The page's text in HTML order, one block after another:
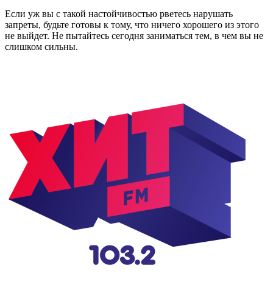
Если уж вы с такой настойчивостью рветесь нарушать
запреты, будьте готовы к тому, что ничего хорошего из этого
не выйдет. Не пытайтесь сегодня заниматься тем, в чем вы не
слишком сильны.